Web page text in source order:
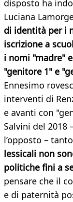
disposto ha
Luciana
di identità per i
iscrizione a
i nomi "madre"
"genitore 1" e
Ennesimo
interventi di
e avanti con
Salvini del 2018
l’opposto –
lessicali non
politiche fini a
pensare che il
e di paternità